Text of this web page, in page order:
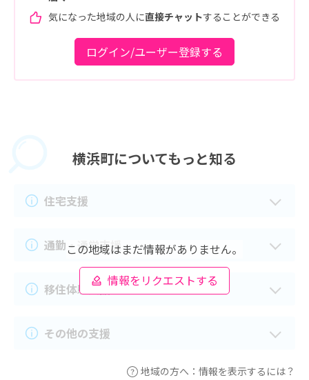
気になった地域の人に直接チャットすることができる
ログイン/ユーザー登録する
横浜町についてもっと知る
この地域はまだ情報がありません。
情報をリクエストする
住宅支援
通勤・通学支援
移住体験支援
その他の支援
地域の方へ：情報を表示するには？